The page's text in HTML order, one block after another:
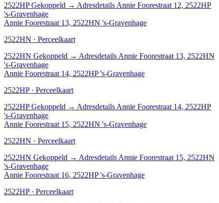
2522HP Gekoppeld → Adresdetails Annie Foorestraat 12, 2522HP
's-Gravenhage
Annie Foorestraat 13, 2522HN 's-Gravenhage
2522HN · Perceelkaart
2522HN Gekoppeld → Adresdetails Annie Foorestraat 13, 2522HN
's-Gravenhage
Annie Foorestraat 14, 2522HP 's-Gravenhage
2522HP · Perceelkaart
2522HP Gekoppeld → Adresdetails Annie Foorestraat 14, 2522HP
's-Gravenhage
Annie Foorestraat 15, 2522HN 's-Gravenhage
2522HN · Perceelkaart
2522HN Gekoppeld → Adresdetails Annie Foorestraat 15, 2522HN
's-Gravenhage
Annie Foorestraat 16, 2522HP 's-Gravenhage
2522HP · Perceelkaart